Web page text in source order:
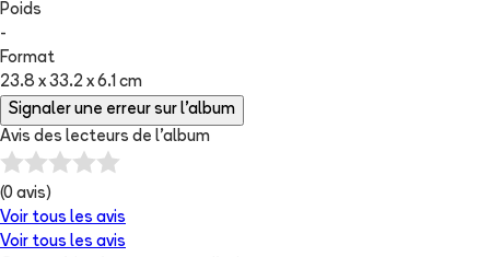
Poids
-
Format
23.8 x 33.2 x 6.1 cm
Signaler une erreur sur l'album
Avis des lecteurs de l'album
(0 avis)
Voir tous les avis
Voir tous les avis